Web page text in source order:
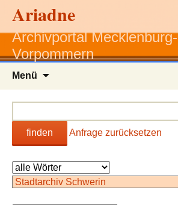
Ariadne
Archivportal Mecklenburg-
Vorpommern
Menü
finden Anfrage zurücksetzen